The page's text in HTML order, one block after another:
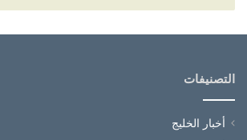
التصنيفات
أخبار الخليج